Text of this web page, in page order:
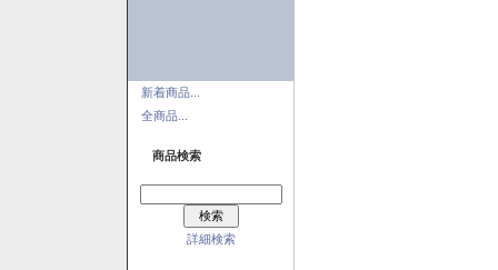
新着商品...
全商品...
商品検索
詳細検索